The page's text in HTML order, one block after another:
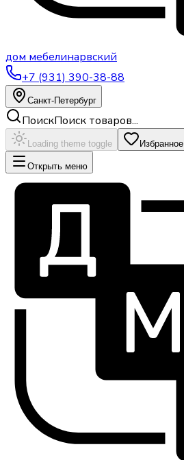
дом мебелинарвский
+7 (931) 390-38-88
Санкт-Петербург
ПоискПоиск товаров...
Loading theme toggle Избранное
Открыть меню